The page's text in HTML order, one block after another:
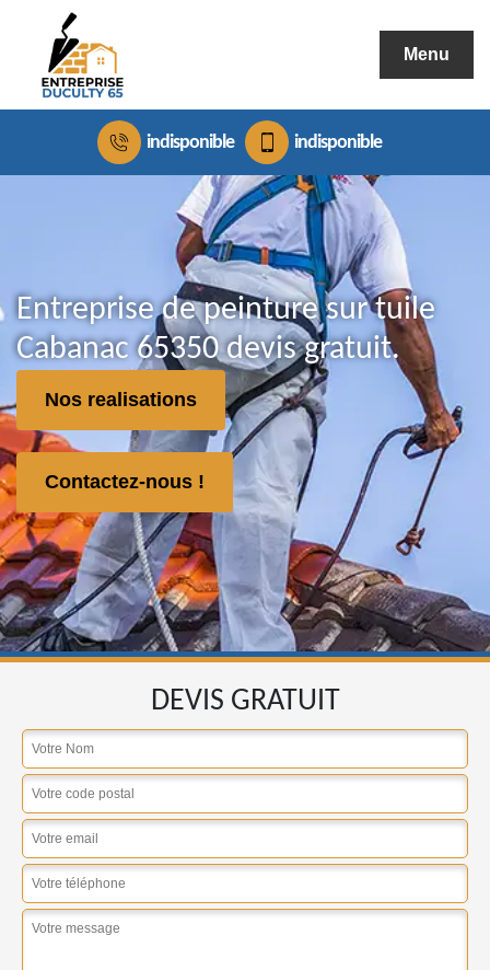
Menu
indisponible indisponible
Entreprise de peinture sur tuile
Cabanac 65350 devis gratuit.
Nos realisations
Contactez-nous !
DEVIS GRATUIT